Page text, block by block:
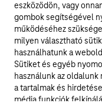
Adatvédelem
Felhívások
Hírlevél
Közösségi média
eszközödön, vagy
gombok segítségével
működéséhez
milyen választható
használhatunk a
Sütiket és egyéb
használunk az
a tartalmak és
média funkciók